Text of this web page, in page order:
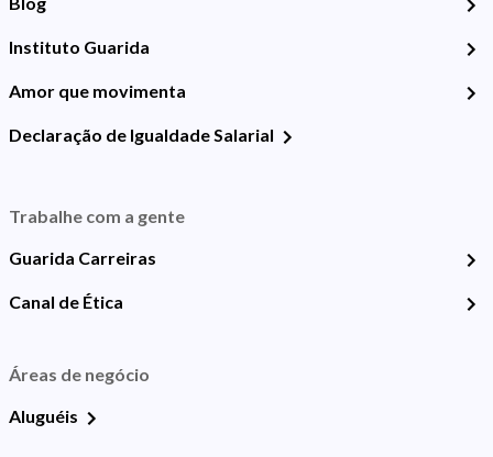
Instituto Guarida
Amor que movimenta
Declaração de Igualdade Salarial
Trabalhe com a gente
Guarida Carreiras
Canal de Ética
Áreas de negócio
Aluguéis